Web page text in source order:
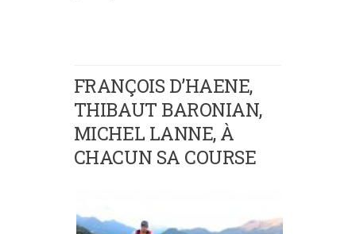
FRANÇOIS D’HAENE,
THIBAUT BARONIAN,
MICHEL LANNE, À
CHACUN SA COURSE